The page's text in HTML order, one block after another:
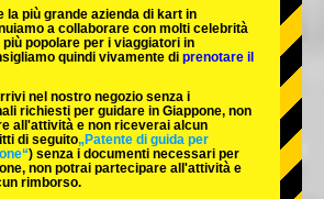
Tokyo Bay
Osaka
la più grande azienda di kart in
a collaborare con molti celebrità
popolare per i viaggiatori in
quindi vivamente di prenotare il
nel nostro negozio senza i
richiesti per guidare in Giappone, non
all'attività e non riceverai alcun
di seguito„Patente di guida per
) senza i documenti necessari per
non potrai partecipare all'attività e
rimborso.